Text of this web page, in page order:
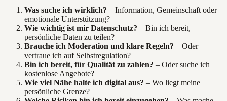
Was suche ich wirklich? – Information, Gemeinschaft oder
emotionale Unterstützung?
Wie wichtig ist mir Datenschutz? – Bin ich bereit,
persönliche Daten zu teilen?
Brauche ich Moderation und klare Regeln? – Oder
vertraue ich auf Selbstregulation?
Bin ich bereit, für Qualität zu zahlen? – Oder suche ich
kostenlose Angebote?
Wie viel Nähe halte ich digital aus? – Wo liegt meine
persönliche Grenze?